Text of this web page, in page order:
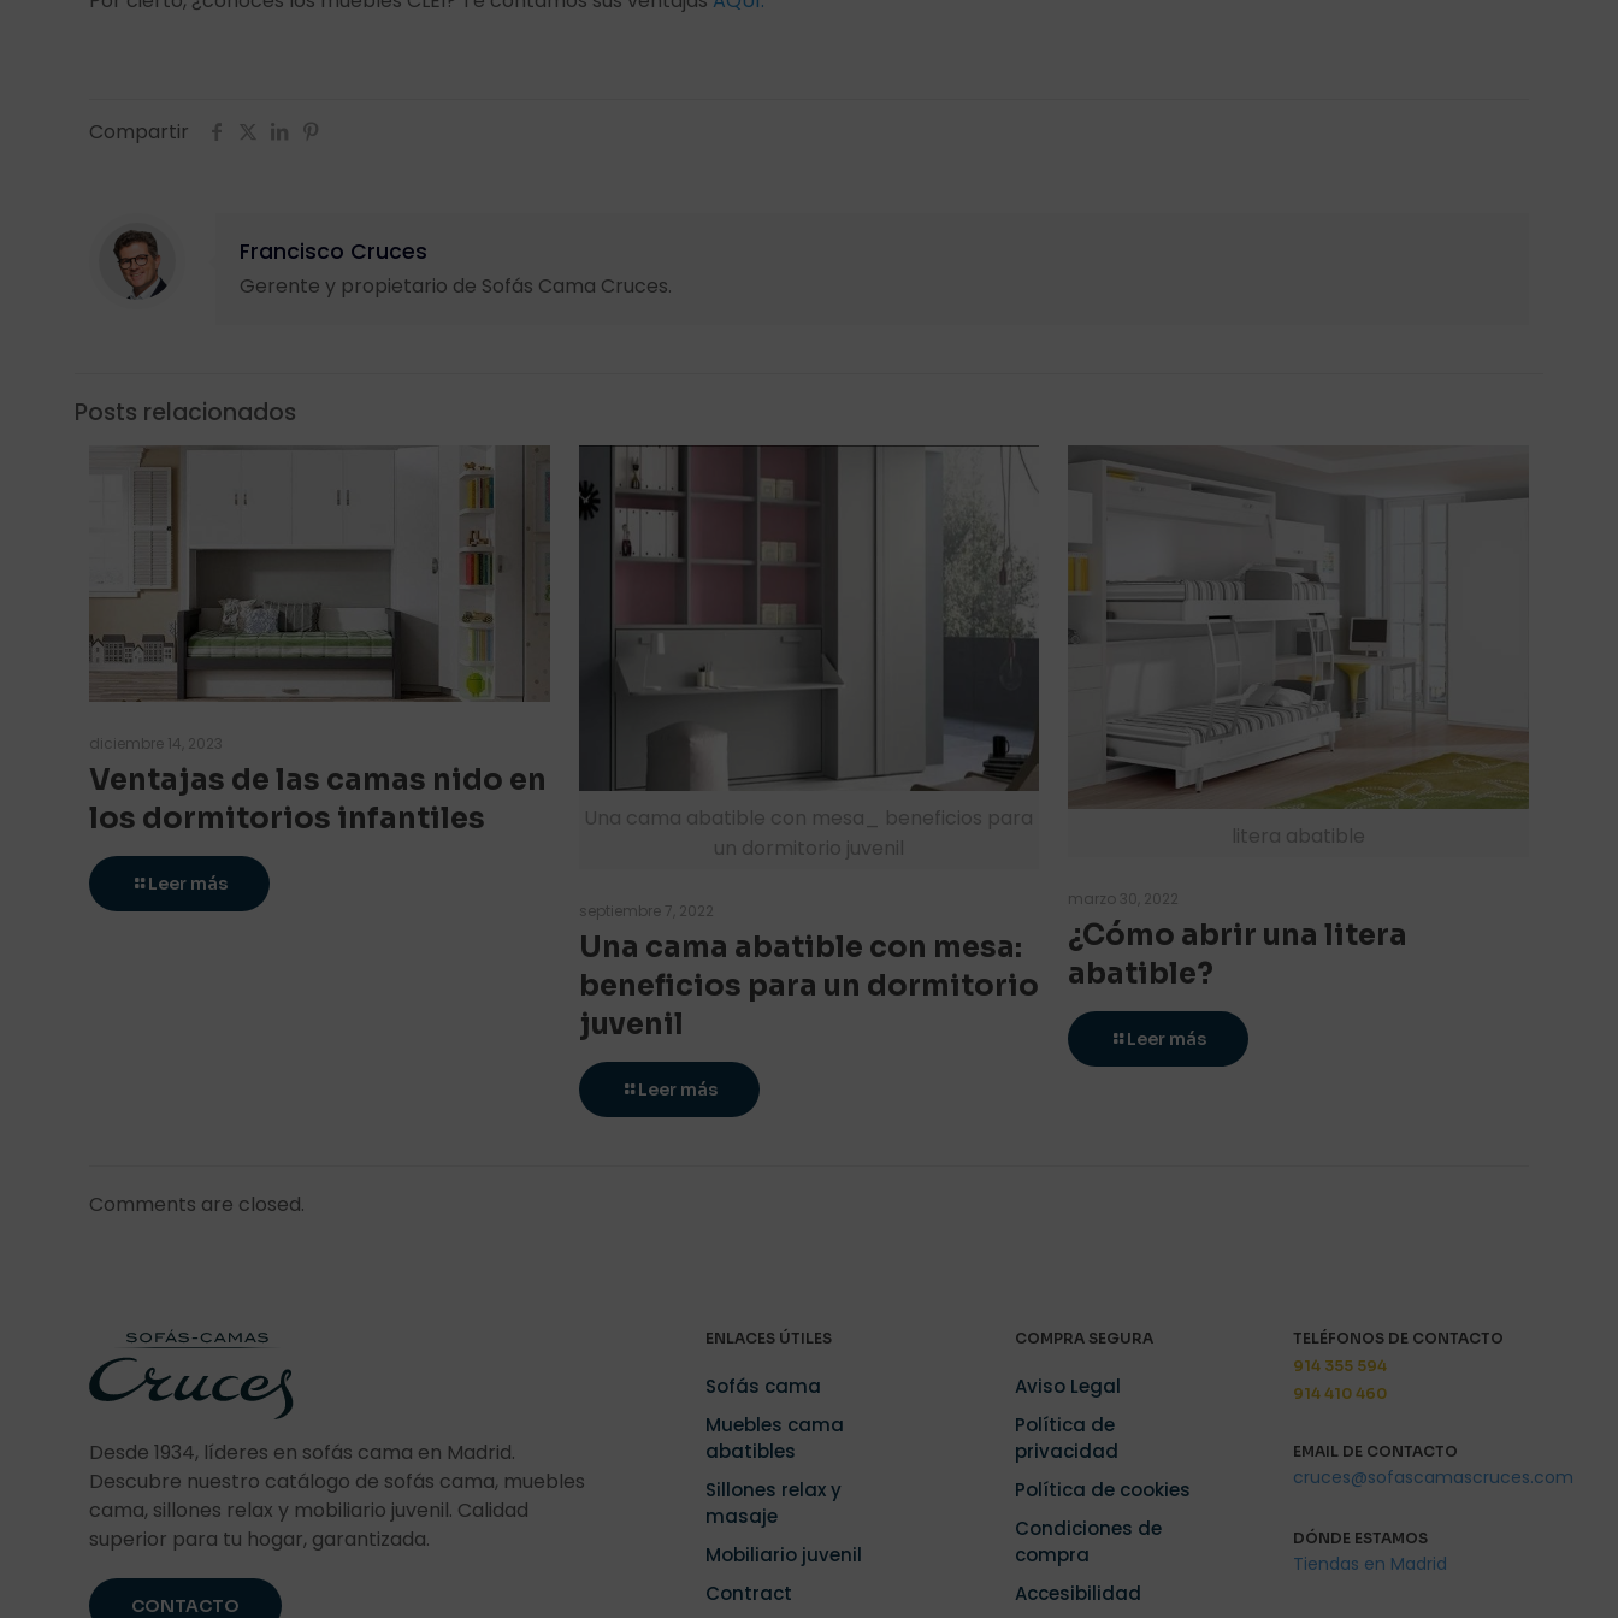
Compartir
Francisco Cruces
Gerente y propietario de Sofás Cama Cruces.
Posts relacionados
diciembre 14, 2023
Ventajas de las camas nido en
los dormitorios infantiles
Leer más
Una cama abatible con mesa_ beneficios para
un dormitorio juvenil
septiembre 7, 2022
Una cama abatible con mesa:
beneficios para un dormitorio
juvenil
Leer más
litera abatible
marzo 30, 2022
¿Cómo abrir una litera
abatible?
Leer más
Comments are closed.
Desde 1934, líderes en sofás cama en Madrid.
Descubre nuestro catálogo de sofás cama, muebles
cama, sillones relax y mobiliario juvenil. Calidad
superior para tu hogar, garantizada.
CONTACTO
ENLACES ÚTILES
Sofás cama
Muebles cama
abatibles
Sillones relax y
masaje
Mobiliario juvenil
Contract
COMPRA SEGURA
Aviso Legal
Política de
privacidad
Política de cookies
Condiciones de
compra
Accesibilidad
TELÉFONOS DE CONTACTO
914 355 594
914 410 460
EMAIL DE CONTACTO
cruces@sofascamascruces.com
DÓNDE ESTAMOS
Tiendas en Madrid